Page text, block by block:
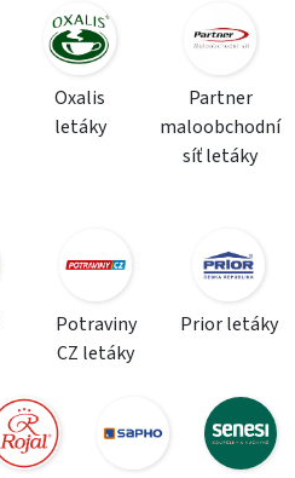
Oxalis
letáky
Partner
maloobchodní
síť letáky
Potraviny
CZ letáky
Prior letáky